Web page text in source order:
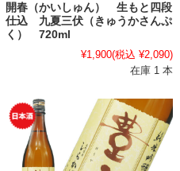
開春（かいしゅん） 生もと四段
仕込 九夏三伏（きゅうかさんぷ
く） 720ml
¥1,900(税込 ¥2,090)
在庫 1 本